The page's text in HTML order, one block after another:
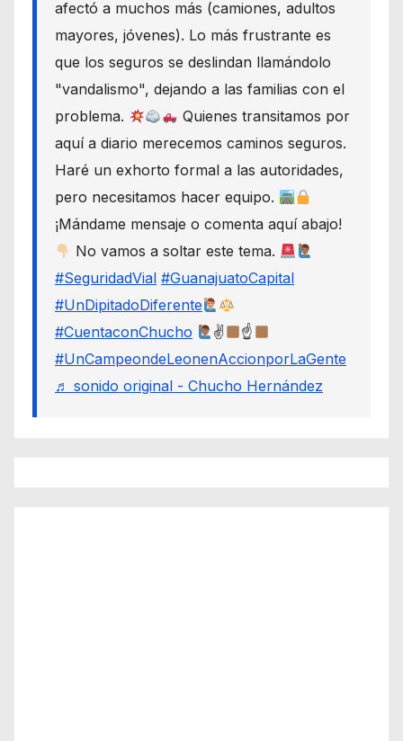
afectó a muchos más (camiones, adultos
mayores, jóvenes). Lo más frustrante es
que los seguros se deslindan llamándolo
"vandalismo", dejando a las familias con el
problema.
Quienes transitamos por
aquí a diario merecemos caminos seguros.
Haré un exhorto formal a las autoridades,
pero necesitamos hacer equipo.
¡Mándame mensaje o comenta aquí abajo!
No vamos a soltar este tema.
#SeguridadVial #GuanajuatoCapital
#UnDipitadoDiferente
#CuentaconChucho
✌
☝
#UnCampeondeLeonenAccionporLaGente
♬ sonido original - Chucho Hernández